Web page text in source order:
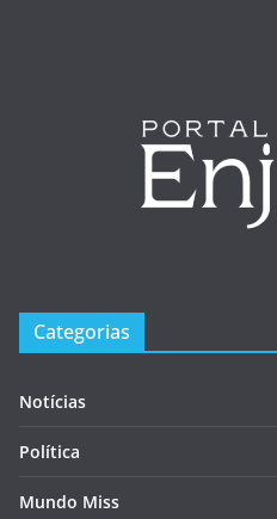
Categorias
Notícias
Política
Mundo Miss